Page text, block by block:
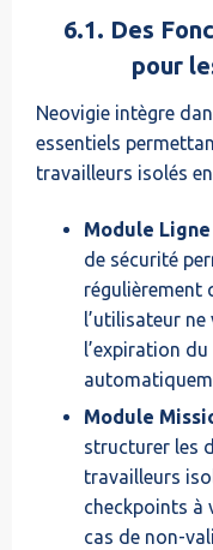
6.1. Des
pour
Neovigie intègre
essentiels
travailleurs isolés
Module
de sécurité
régulièrement
l’utilisateur
l’expiration
Module
structurer les
travailleurs
checkpoints à
cas de non-